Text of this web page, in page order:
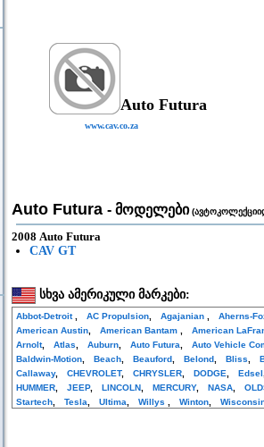
Auto Futura
www.cav.co.za
Auto Futura - მოდელები
2008 Auto Futura
CAV GT
სხვა ამერიკული მარკები:
Abbot-Detroit AC Propulsion Agajanian Aherns-
American Austin
American Bantam American
Arnolt, Atlas Auburn Auto Futura Auto Vehicle
Baldwin-Motion
Beach Beauford Belond Bliss
Callaway, CHEVROLET, CHRYSLER DODGE Edsel
HUMMER
JEEP, LINCOLN MERCURY, NASA
Startech
Tesla Ultima Willys Winton